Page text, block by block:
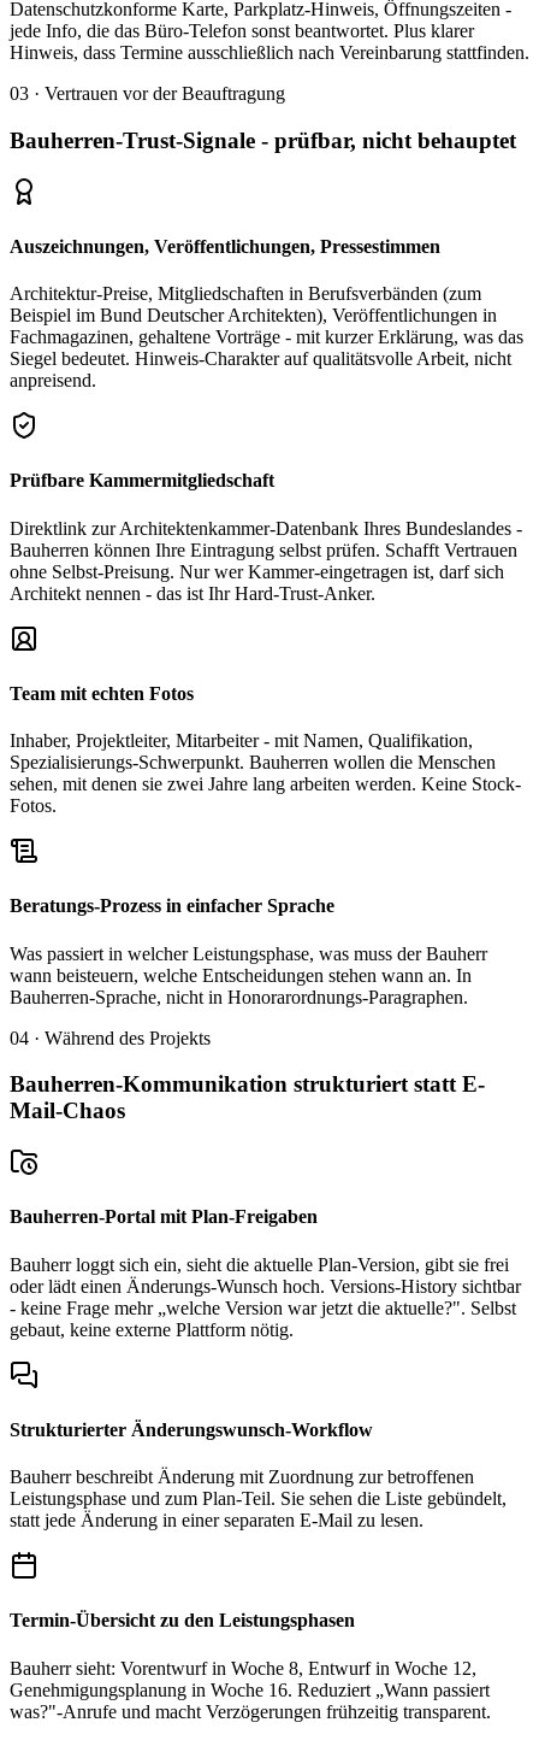
Datenschutzkonforme Karte, Parkplatz-Hinweis, Öffnungszeiten -
jede Info, die das Büro-Telefon sonst beantwortet. Plus klarer
Hinweis, dass Termine ausschließlich nach Vereinbarung stattfinden.
03 · Vertrauen vor der Beauftragung
Bauherren-Trust-Signale - prüfbar, nicht behauptet
Auszeichnungen, Veröffentlichungen, Pressestimmen
Architektur-Preise, Mitgliedschaften in Berufsverbänden (zum
Beispiel im Bund Deutscher Architekten), Veröffentlichungen in
Fachmagazinen, gehaltene Vorträge - mit kurzer Erklärung, was das
Siegel bedeutet. Hinweis-Charakter auf qualitätsvolle Arbeit, nicht
anpreisend.
Prüfbare Kammermitgliedschaft
Direktlink zur Architektenkammer-Datenbank Ihres Bundeslandes -
Bauherren können Ihre Eintragung selbst prüfen. Schafft Vertrauen
ohne Selbst-Preisung. Nur wer Kammer-eingetragen ist, darf sich
Architekt nennen - das ist Ihr Hard-Trust-Anker.
Team mit echten Fotos
Inhaber, Projektleiter, Mitarbeiter - mit Namen, Qualifikation,
Spezialisierungs-Schwerpunkt. Bauherren wollen die Menschen
sehen, mit denen sie zwei Jahre lang arbeiten werden. Keine Stock-
Fotos.
Beratungs-Prozess in einfacher Sprache
Was passiert in welcher Leistungsphase, was muss der Bauherr
wann beisteuern, welche Entscheidungen stehen wann an. In
Bauherren-Sprache, nicht in Honorarordnungs-Paragraphen.
04 · Während des Projekts
Bauherren-Kommunikation strukturiert statt E-
Mail-Chaos
Bauherren-Portal mit Plan-Freigaben
Bauherr loggt sich ein, sieht die aktuelle Plan-Version, gibt sie frei
oder lädt einen Änderungs-Wunsch hoch. Versions-History sichtbar
- keine Frage mehr „welche Version war jetzt die aktuelle?". Selbst
gebaut, keine externe Plattform nötig.
Strukturierter Änderungswunsch-Workflow
Bauherr beschreibt Änderung mit Zuordnung zur betroffenen
Leistungsphase und zum Plan-Teil. Sie sehen die Liste gebündelt,
statt jede Änderung in einer separaten E-Mail zu lesen.
Termin-Übersicht zu den Leistungsphasen
Bauherr sieht: Vorentwurf in Woche 8, Entwurf in Woche 12,
Genehmigungsplanung in Woche 16. Reduziert „Wann passiert
was?"-Anrufe und macht Verzögerungen frühzeitig transparent.